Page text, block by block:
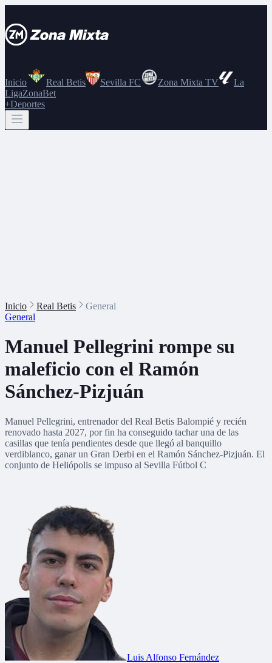
Inicio Real Betis Sevilla FC Zona Mixta TV
La
LigaZonaBet
+Deportes
Inicio Real Betis
General
General
Manuel Pellegrini rompe su
maleficio con el Ramón
Sánchez-Pizjuán
Manuel Pellegrini, entrenador del Real Betis Balompié y recién
renovado hasta 2027, por fin ha conseguido tachar una de las
casillas que tenía pendientes desde que llegó al banquillo
verdiblanco, ganar un Gran Derbi en el Ramón Sánchez-Pizjuán. El
conjunto de Heliópolis se impuso al Sevilla Fútbol C
Luis Alfonso Fernández